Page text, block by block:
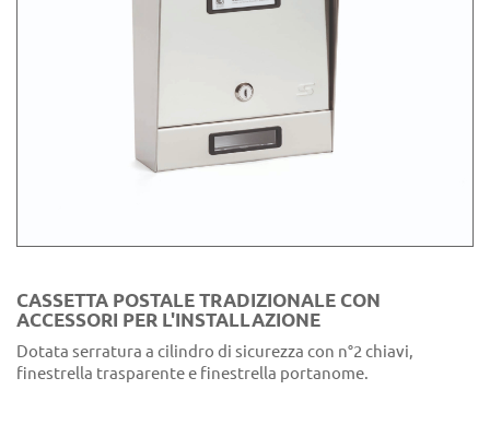
CASSETTA POSTALE TRADIZIONALE CON
ACCESSORI PER L'INSTALLAZIONE
Dotata serratura a cilindro di sicurezza con n°2 chiavi,
finestrella trasparente e finestrella portanome.